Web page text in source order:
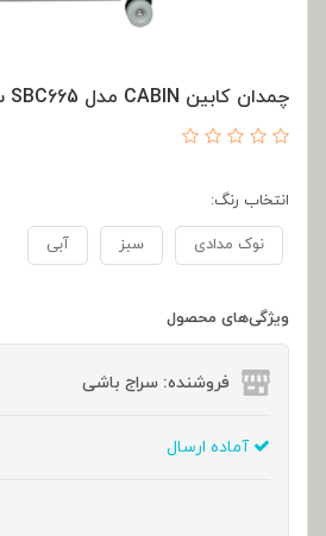
چمدان کابین CABIN مدل SBC665 سایز کوچک
انتخاب رنگ:
نوک مدادی سبز آبی
ویژگی‌های محصول
فروشنده: سراج باشی
آماده ارسال